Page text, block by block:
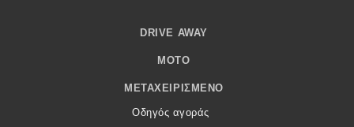
DRIVE AWAY
MOTO
ΜΕΤΑΧΕΙΡΙΣΜΈΝΟ
Οδηγός αγοράς